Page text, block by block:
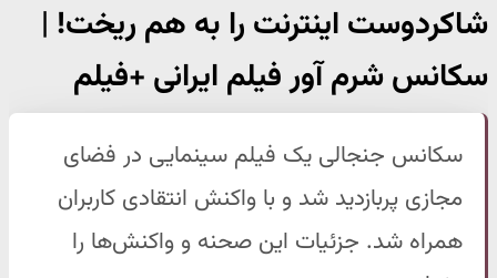
شاکردوست اینترنت را به هم ریخت! |
سکانس شرم آور فیلم ایرانی +فیلم
سکانس جنجالی یک فیلم سینمایی در فضای
مجازی پربازدید شد و با واکنش انتقادی کاربران
همراه شد. جزئیات این صحنه و واکنش‌ها را